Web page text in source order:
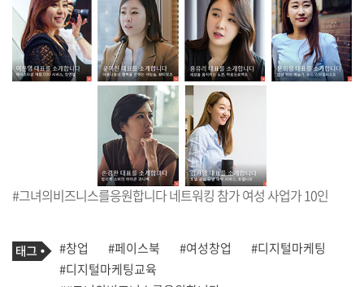
#그녀의비즈니스를응원합니다 네트워킹 참가 여성 사업가 10인
기
사
관
련
태
그
#창업 #페이스북 #여성창업
#디지털마케팅
#디지털마케팅교육